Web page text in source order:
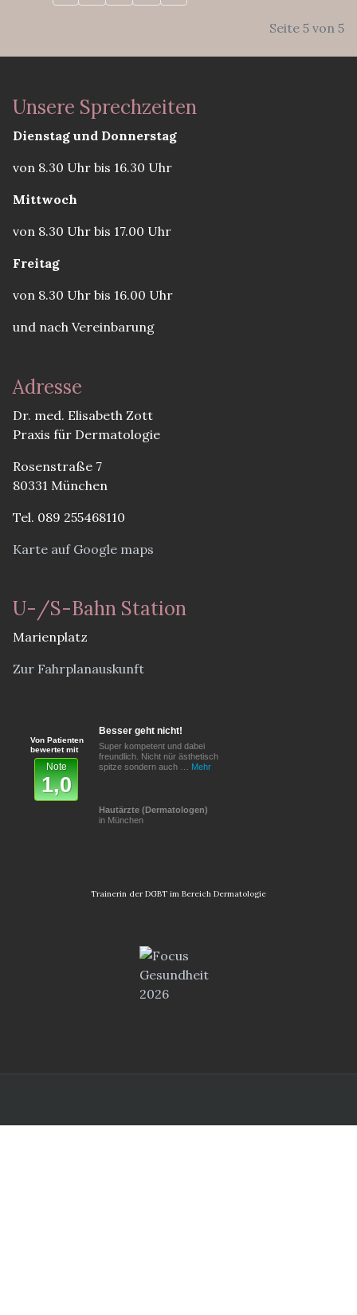
Seite 5 von 5
Unsere Sprechzeiten
Dienstag und Donnerstag
von 8.30 Uhr bis 16.30 Uhr
Mittwoch
von 8.30 Uhr bis 17.00 Uhr
Freitag
von 8.30 Uhr bis 16.00 Uhr
und nach Vereinbarung
Adresse
Dr. med. Elisabeth Zott
Praxis für Dermatologie
Rosenstraße 7
80331 München
Tel. 089 255468110
Karte auf Google maps
U-/S-Bahn Station
Marienplatz
Zur Fahrplanauskunft
Besser geht nicht!
Super kompetent und dabei
freundlich. Nicht nür ästhetisch
spitze sondern auch … Mehr
Hautärzte (Dermatologen)
in München
Von Patienten
bewertet mit
Note
1,0
Trainerin der DGBT im Bereich Dermatologie